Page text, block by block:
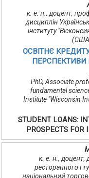
к. е. н., доцент,
дисциплін
інституту
(США)
ОСВІТНЄ
ПЕРСПЕКТИВИ
PhD, Associate
fundamental
Institute "Wisconsin
STUDENT LOANS:
PROSPECTS
к. е. н., доцент,
ресторанного і
національний